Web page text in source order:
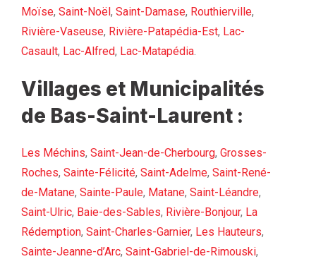
Moïse, Saint-Noël , Saint-Damase, Routhierville,
Rivière-Vaseuse, Rivière-Patapédia-Est, Lac-
Casault, Lac-Alfred, Lac-Matapédia.
Villages et Municipalités
de Bas-Saint-Laurent :
Les Méchins, Saint-Jean-de-Cherbourg, Grosses-
Roches, Sainte-Félicité, Saint-Adelme, Saint-René-
de-Matane, Sainte-Paule, Matane, Saint-Léandre,
Saint-Ulric, Baie-des-Sables, Rivière-Bonjour, La
Rédemption, Saint-Charles-Garnier, Les Hauteurs,
Sainte-Jeanne-d’Arc, Saint-Gabriel-de-Rimouski,